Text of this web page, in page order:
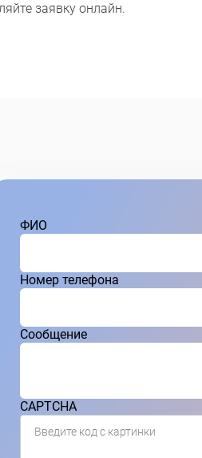
заявку онлайн.
ФИО
Номер телефона
Сообщение
CAPTCHA
Введите код с картинки